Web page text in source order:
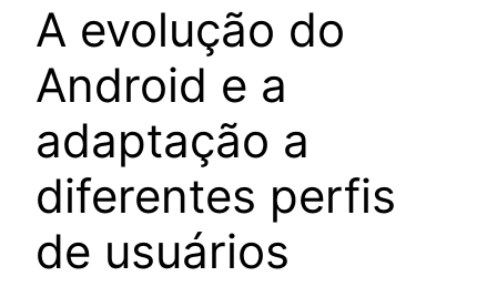
A evolução do
Android e a
adaptação a
diferentes perfis
de usuários